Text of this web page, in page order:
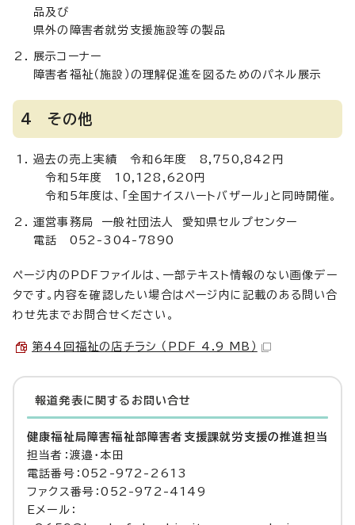
品及び
県外の障害者就労支援施設等の製品
展示コーナー
障害者福祉（施設）の理解促進を図るためのパネル展示
4 その他
過去の売上実績 令和6年度 8,750,842円
令和5年度 10,128,620円
令和5年度は、「全国ナイスハートバザール」と同時開催。
運営事務局 一般社団法人 愛知県セルプセンター
電話 052-304-7890
ページ内のPDFファイルは、一部テキスト情報のない画像デー
タです。内容を確認したい場合はページ内に記載のある問い合
わせ先までお問合せください。
第44回福祉の店チラシ （PDF 4.9 MB）
報道発表に関するお問い合せ
健康福祉局障害福祉部障害者支援課就労支援の推進担当
担当者：渡邉・本田
電話番号：052-972-2613
ファクス番号：052-972-4149
Eメール：